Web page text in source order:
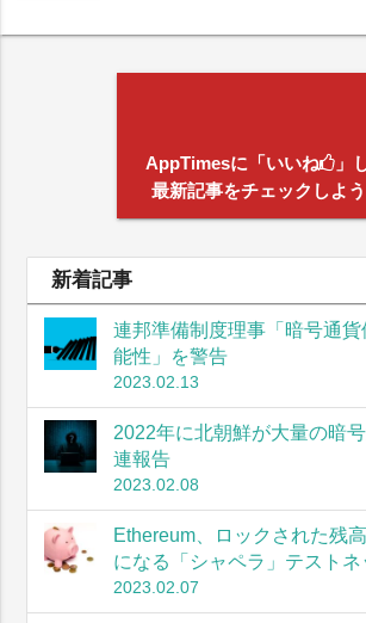
AppTimesに「いいね
」
最新記事をチェックしよう
新着記事
連邦準備制度理事「暗号通
能性」を警告
2023.02.13
2022年に北朝鮮が大量の暗
連報告
2023.02.08
Ethereum、ロックされた残
になる「シャペラ」テスト
2023.02.07